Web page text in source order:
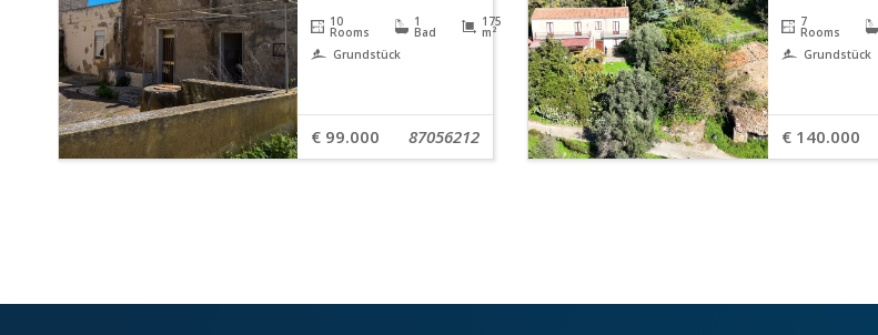
10
Rooms
1
Bad
175
m²
Grundstück
€ 99.000 87056212
7
Rooms
Grundstück
€ 140.000